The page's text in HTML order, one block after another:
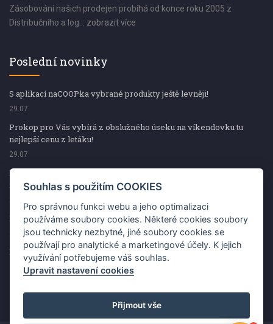
Zásobování našich prodejen probíhá od konce roku 2005 z
Distribučního a log... zobrazit více
Poslední novinky
S aplikací naCOOPka vybrané produkty ještě levněji!
29.07
Prokop pro Vás vybírá z obslužného úseku na víkendovku tu
nejlepší cenu z letáku!
29.07
Prokop pro Vás vybírá z obslužného úseku na víkendovku tu
nejlepší cenu z letáku!
Kup špekáčky od Váhaly a vyhraj s naCOOPkou sekerku Fiskars
29.07
Prokop pro Vás vybírá na víkendovku ty nejlepší ceny z letáku!
29.07
Souhlas s použitím COOKIES
Pro správnou funkci webu a jeho optimalizaci
používáme soubory cookies. Některé cookies soubory
jsou technicky nezbytné, jiné soubory cookies se
používají pro analytické a marketingové účely. K jejich
využívání potřebujeme váš souhlas.
Upravit nastavení cookies
Přijmout vše